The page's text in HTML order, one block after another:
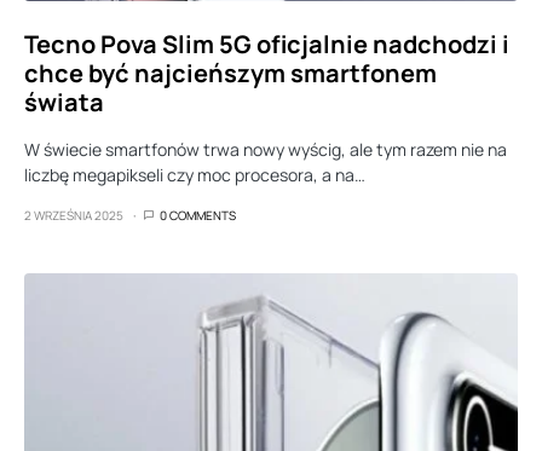
Tecno Pova Slim 5G oficjalnie nadchodzi i
chce być najcieńszym smartfonem
świata
W świecie smartfonów trwa nowy wyścig, ale tym razem nie na
liczbę megapikseli czy moc procesora, a na…
2 WRZEŚNIA 2025 0 COMMENTS